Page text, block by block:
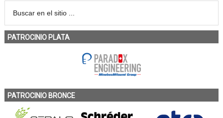
PATROCINIO PLATA
PATROCINIO BRONCE